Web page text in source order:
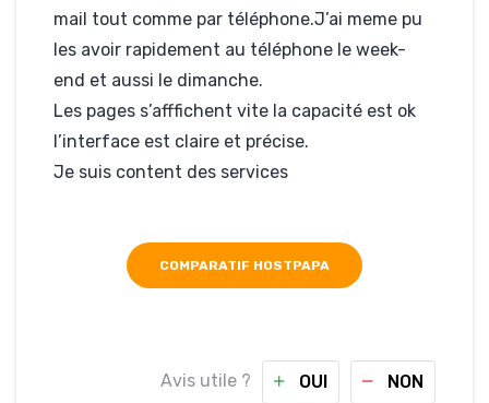
mail tout comme par téléphone.J’ai meme pu
les avoir rapidement au téléphone le week-
end et aussi le dimanche.
Les pages s’afffichent vite la capacité est ok
l’interface est claire et précise.
Je suis content des services
COMPARATIF HOSTPAPA
Avis utile ? OUI NON